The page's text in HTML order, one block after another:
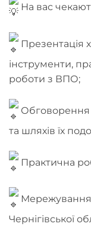
На вас
Презентація
інструменти,
роботи з ВПО;
Обговорення
та шляхів їх
Практична
Мережування
Чернігівської